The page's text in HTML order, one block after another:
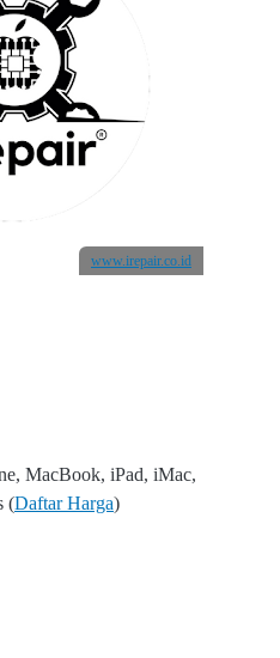
www.irepair.co.id
MacBook, iPad, iMac,
(Daftar Harga)